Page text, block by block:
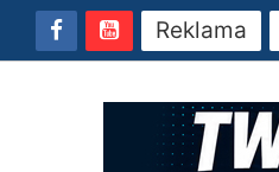
Reklama